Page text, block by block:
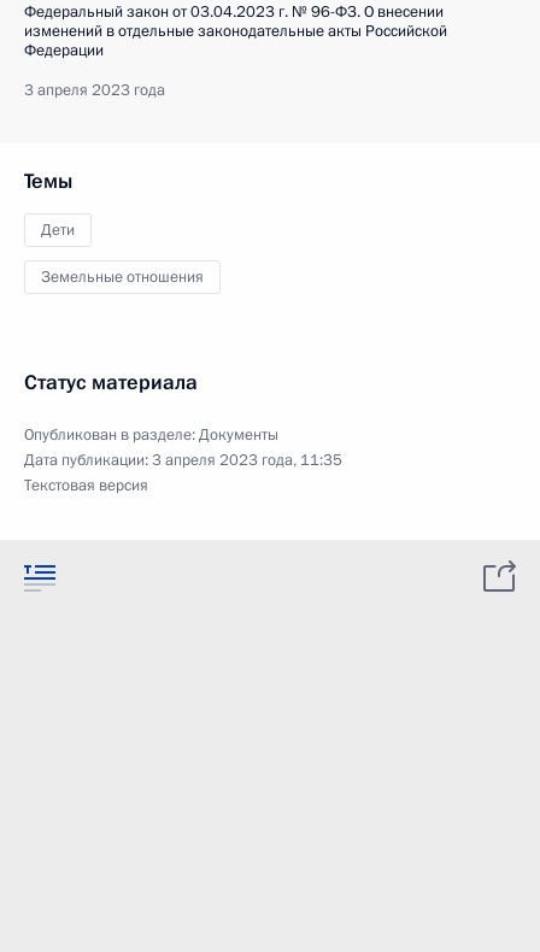
Федеральный закон от 03.04.2023 г. № 96-ФЗ. О внесении
изменений в отдельные законодательные акты Российской
Федерации
3 апреля 2023 года
Темы
Дети
Земельные отношения
Статус материала
Опубликован в разделе:Документы
Дата публикации:3 апреля 2023 года, 11:35
Текстовая версия